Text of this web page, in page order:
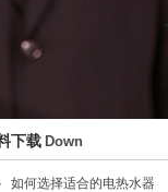
下载 Down
· 如何选择适合的电热水器